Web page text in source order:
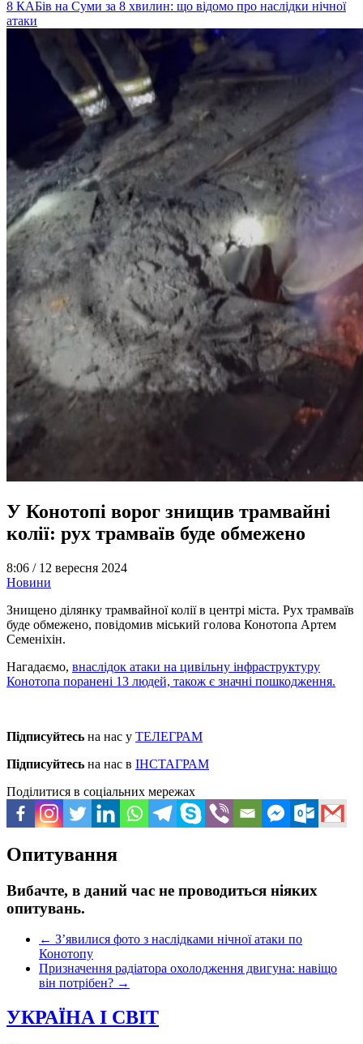
8 КАБів на Суми за 8 хвилин: що відомо про наслідки нічної
атаки
У Конотопі ворог знищив трамвайні
колії: рух трамваїв буде обмежено
8:06 / 12 вересня 2024
Новини
Знищено ділянку трамвайної колії в центрі міста. Рух трамваїв
буде обмежено, повідомив міський голова Конотопа Артем
Семеніхін.
Нагадаємо, внаслідок атаки на цивільну інфраструктуру
Конотопа поранені 13 людей, також є значні пошкодження.
Підписуйтесь на нас у ТЕЛЕГРАМ
Підписуйтесь на нас в ІНСТАГРАМ
Поділитися в соціальних мережах
Опитування
Вибачте, в даний час не проводиться ніяких
опитувань.
← З’явилися фото з наслідками нічної атаки по
Конотопу
Призначення радіатора охолодження двигуна: навіщо
він потрібен? →
УКРАЇНА І СВІТ